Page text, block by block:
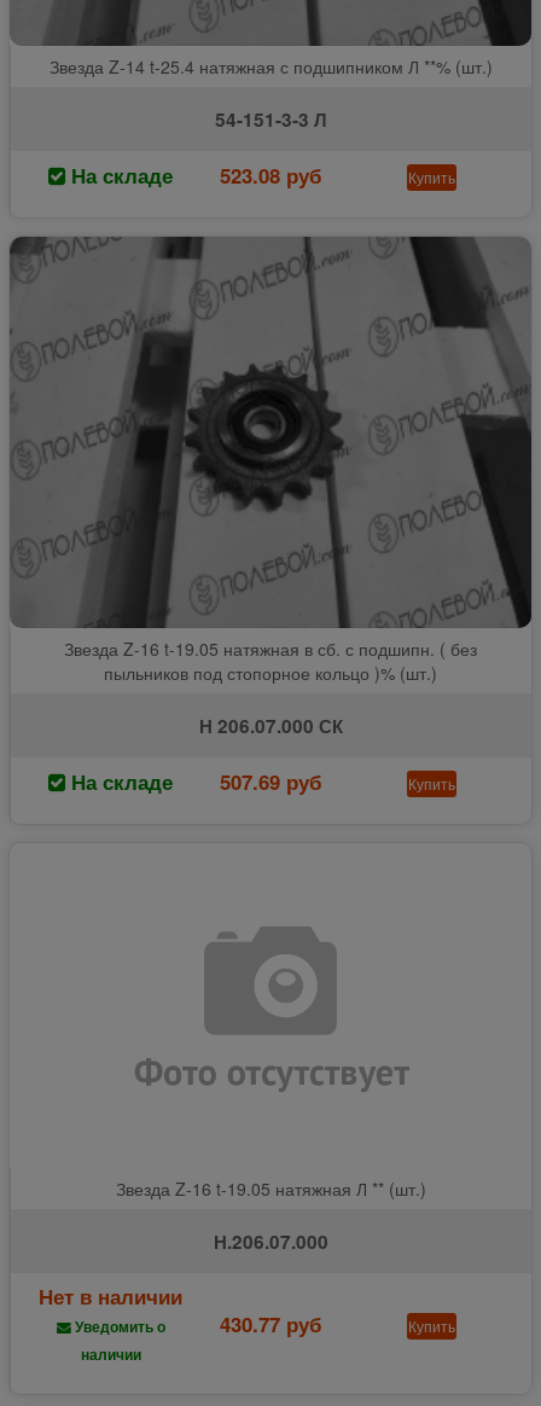
Звезда Z-14 t-25.4 натяжная с подшипником Л **% (шт.)
54-151-3-3 Л
На складе 523.08 руб Купить
Звезда Z-16 t-19.05 натяжная в сб. с подшипн. ( без
пыльников под стопорное кольцо )% (шт.)
Н 206.07.000 СК
На складе 507.69 руб Купить
Звезда Z-16 t-19.05 натяжная Л ** (шт.)
Н.206.07.000
Нет в наличии
Уведомить о
наличии
430.77 руб Купить